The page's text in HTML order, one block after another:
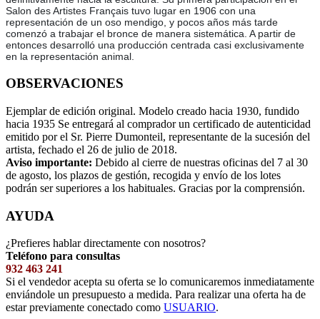
Salon des Artistes Français tuvo lugar en 1906 con una
representación de un oso mendigo, y pocos años más tarde
comenzó a trabajar el bronce de manera sistemática. A partir de
entonces desarrolló una producción centrada casi exclusivamente
en la representación animal.
OBSERVACIONES
Ejemplar de edición original. Modelo creado hacia 1930, fundido
hacia 1935 Se entregará al comprador un certificado de autenticidad
emitido por el Sr. Pierre Dumonteil, representante de la sucesión del
artista, fechado el 26 de julio de 2018.
Aviso importante: Debido al cierre de nuestras oficinas del 7 al 30
de agosto, los plazos de gestión, recogida y envío de los lotes
podrán ser superiores a los habituales. Gracias por la comprensión.
AYUDA
¿Prefieres hablar directamente con nosotros?
Teléfono para consultas
932 463 241
Si el vendedor acepta su oferta se lo comunicaremos inmediatamente
enviándole un presupuesto a medida. Para realizar una oferta ha de
estar previamente conectado como USUARIO.